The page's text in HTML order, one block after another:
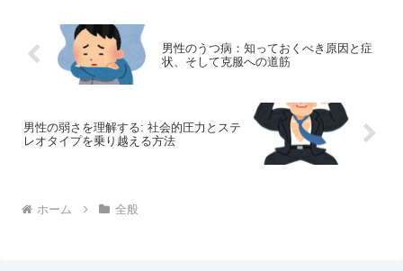
男性のうつ病：知っておくべき原因と症
状、そして克服への道筋
男性の弱さを理解する: 社会的圧力とステ
レオタイプを乗り越える方法
ホーム 全般